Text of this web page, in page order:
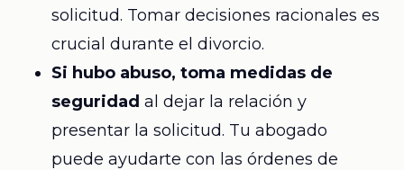
solicitud. Tomar decisiones racionales es
crucial durante el divorcio.
Si hubo abuso, toma medidas de
seguridad al dejar la relación y
presentar la solicitud. Tu abogado
puede ayudarte con las órdenes de